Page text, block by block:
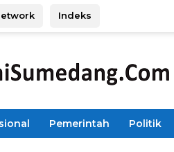
Indeks
Pemerintah Politik